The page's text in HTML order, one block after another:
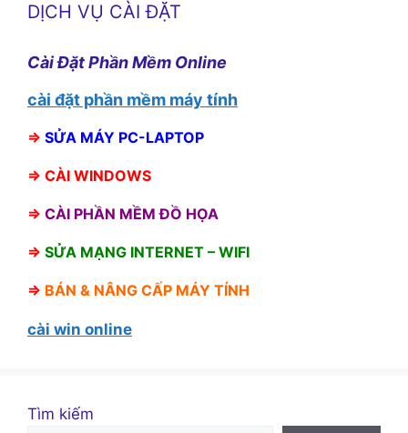
DỊCH VỤ CÀI ĐẶT
Cài Đặt Phần Mềm Online
cài đặt phần mềm máy tính
⇒ SỬA MÁY PC-LAPTOP
⇒ CÀI WINDOWS
⇒ CÀI PHẦN MỀM ĐỒ HỌA
⇒ SỬA MẠNG INTERNET – WIFI
⇒ BÁN & NÂNG CẤP MÁY TÍNH
cài win online
Tìm kiếm